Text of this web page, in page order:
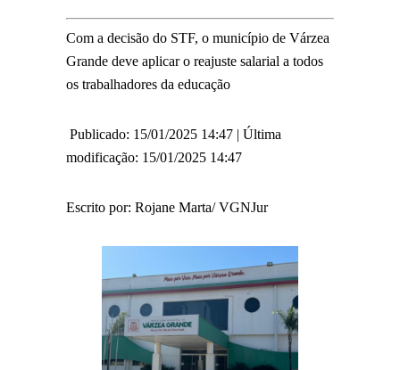
Com a decisão do STF, o município de Várzea
Grande deve aplicar o reajuste salarial a todos
os trabalhadores da educação
Publicado: 15/01/2025 14:47 | Última
modificação: 15/01/2025 14:47
Escrito por: Rojane Marta/ VGNJur